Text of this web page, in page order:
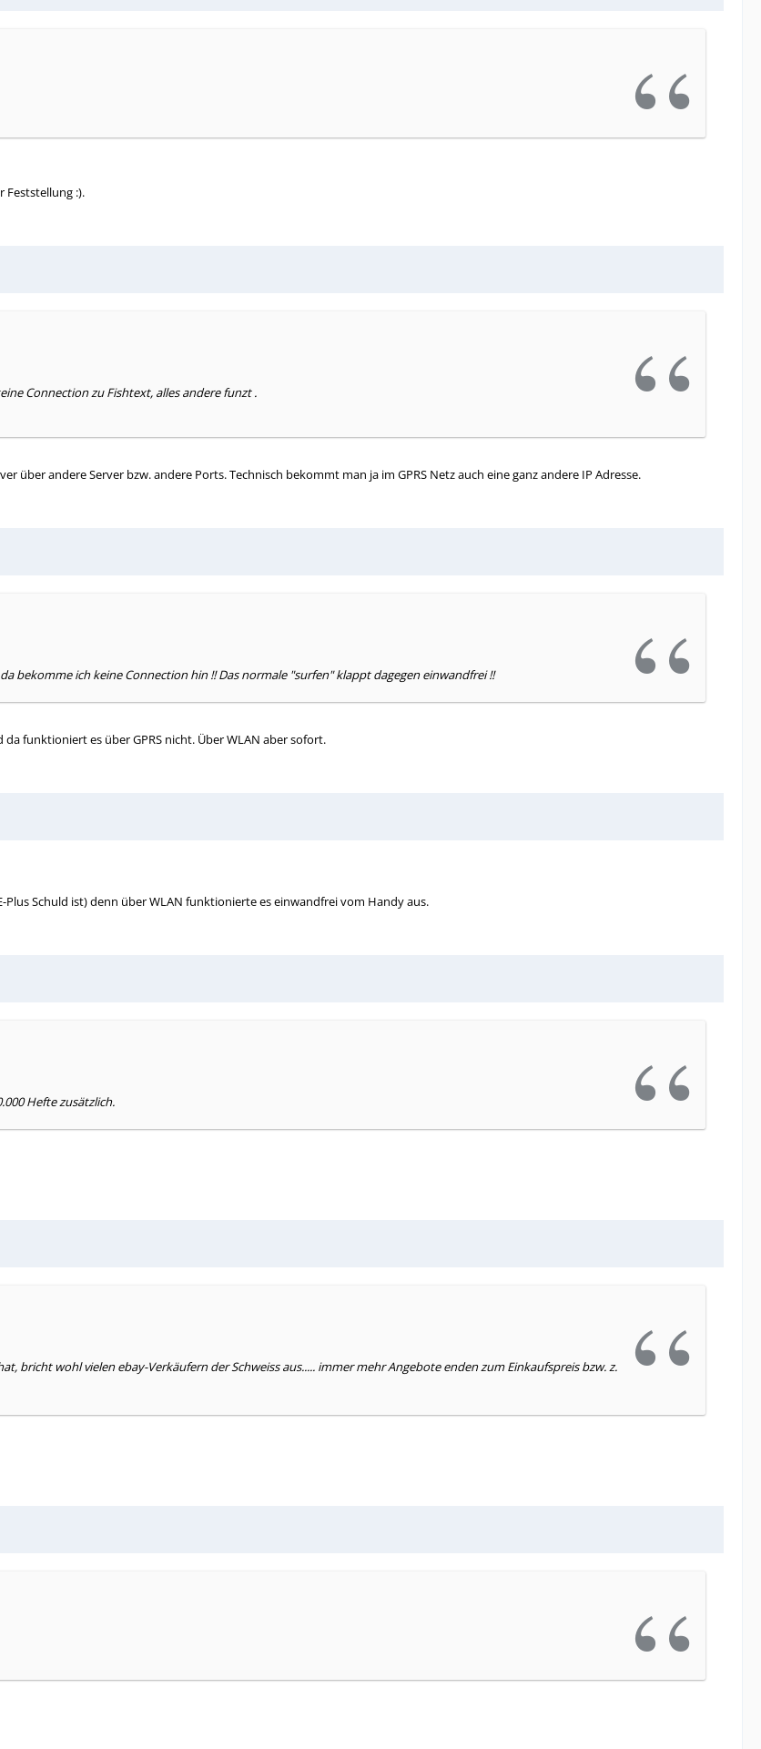
Feststellung :).
Connection zu Fishtext, alles andere funzt .
über andere Server bzw. andere Ports. Technisch bekommt man ja im GPRS Netz auch eine ganz andere IP Adresse.
bekomme ich keine Connection hin !! Das normale "surfen" klappt dagegen einwandfrei !!
funktioniert es über GPRS nicht. Über WLAN aber sofort.
Schuld ist) denn über WLAN funktionierte es einwandfrei vom Handy aus.
Hefte zusätzlich.
bricht wohl vielen ebay-Verkäufern der Schweiss aus..... immer mehr Angebote enden zum Einkaufspreis bzw. z.